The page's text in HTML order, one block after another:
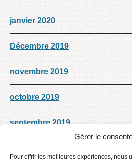
Gérer le
Pour offrir les meilleures expériences, nous
janvier 2020
Décembre 2019
novembre 2019
octobre 2019
septembre 2019